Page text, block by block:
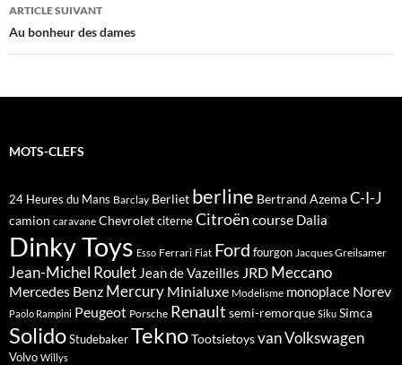
ARTICLE SUIVANT
Au bonheur des dames
MOTS-CLEFS
24 Heures du Mans Barclay Berliet berline Bertrand AzemaC-I-J
camion caravane ChevroletciterneCitroën course Dalia
Dinky Toys Esso Ferrari Fiat Ford fourgon Jacques Greilsamer
Jean-Michel Roulet Jean de Vazeilles JRD Meccano
Mercedes Benz Mercury Minialuxe Modelisme monoplace Norev
Paolo Rampini Peugeot Porsche Renault semi-remorque Siku Simca
SolidoStudebakerTeknoTootsietoysvanVolkswagen
Volvo Willys